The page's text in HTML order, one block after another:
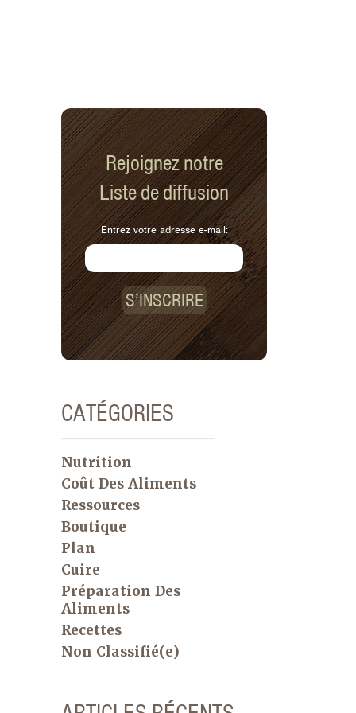
Rejoignez notre
Liste de diffusion
Entrez votre adresse e-mail:
S’INSCRIRE
CATÉGORIES
Nutrition
Coût Des Aliments
Ressources
Boutique
Plan
Cuire
Préparation Des
Aliments
Recettes
Non Classifié(e)